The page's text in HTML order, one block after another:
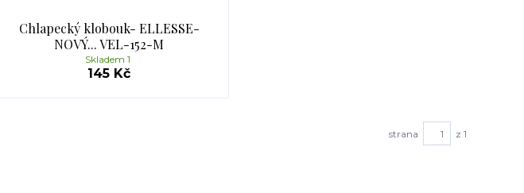
Chlapecký klobouk- ELLESSE-
NOVÝ... VEL-152-M
145 Kč
Skladem 1
strana z 1